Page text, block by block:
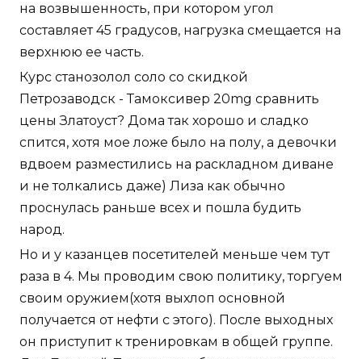
на возвышенность, при котором угол
составляет 45 градусов, нагрузка смещается на
верхнюю ее часть.
Курс станозолол соло со скидкой
Петрозаводск - Тамоксивер 20mg сравнить
цены Златоуст? Дома так хорошо и сладко
спится, хотя мое ложе было на полу, а девочки
вдвоем разместились на раскладном диване
и не толкались даже) Лиза как обычно
проснулась раньше всех и пошла будить
народ.
Но и у казанцев посетителей меньше чем тут
раза в 4. Мы проводим свою политику, торгуем
своим оружием(хотя выхлоп основной
получается от нефти с этого). После выходных
он приступит к тренировкам в общей группе.